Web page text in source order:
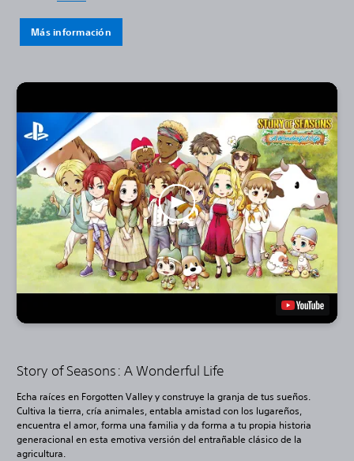
Más información
Story of Seasons: A Wonderful Life
Echa raíces en Forgotten Valley y construye la granja de tus sueños.
Cultiva la tierra, cría animales, entabla amistad con los lugareños,
encuentra el amor, forma una familia y da forma a tu propia historia
generacional en esta emotiva versión del entrañable clásico de la
agricultura.